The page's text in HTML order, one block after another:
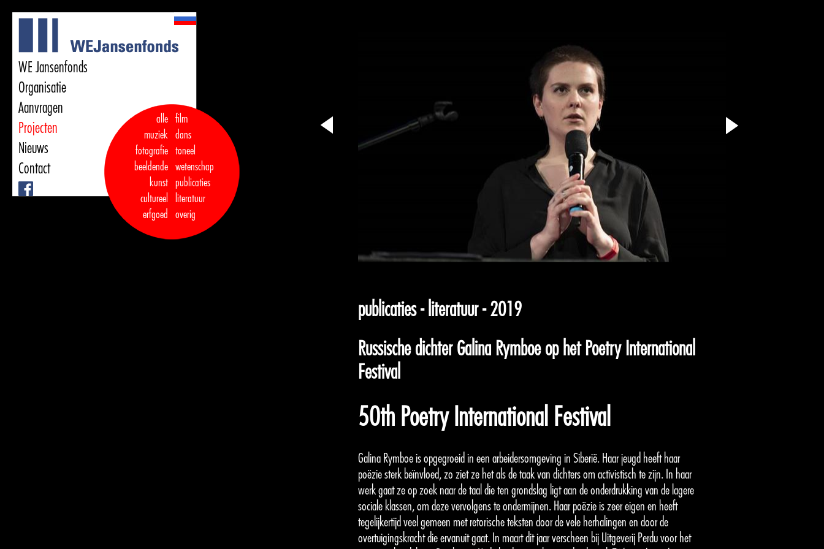
WE Jansenfonds
Organisatie
Aanvragen
Projecten
Nieuws
Contact
alle
muziek
fotografie
beeldende
kunst
cultureel
erfgoed
film
dans
toneel
wetenschap
publicaties
literatuur
overig
publicaties - literatuur - 2019
Russische dichter Galina Rymboe op het Poetry International
Festival
50th Poetry International Festival
Galina Rymboe is opgegroeid in een arbeidersomgeving in Siberië. Haar jeugd heeft haar
poëzie sterk beïnvloed, zo ziet ze het als de taak van dichters om activistisch te zijn. In haar
werk gaat ze op zoek naar de taal die ten grondslag ligt aan de onderdrukking van de lagere
sociale klassen, om deze vervolgens te ondermijnen. Haar poëzie is zeer eigen en heeft
tegelijkertijd veel gemeen met retorische teksten door de vele herhalingen en door de
overtuigingskracht die ervanuit gaat. In maart dit jaar verscheen bij Uitgeverij Perdu voor het